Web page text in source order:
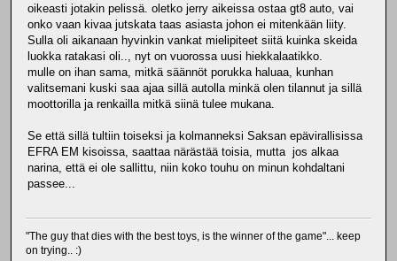
oikeasti jotakin pelissä. oletko jerry aikeissa ostaa gt8 auto, vai
onko vaan kivaa jutskata taas asiasta johon ei mitenkään liity.
Sulla oli aikanaan hyvinkin vankat mielipiteet siitä kuinka skeida
luokka ratakasi oli.., nyt on vuorossa uusi hiekkalaatikko.
mulle on ihan sama, mitkä säännöt porukka haluaa, kunhan
valitsemani kuski saa ajaa sillä autolla minkä olen tilannut ja sillä
moottorilla ja renkailla mitkä siinä tulee mukana.
Se että sillä tultiin toiseksi ja kolmanneksi Saksan epävirallisissa
EFRA EM kisoissa, saattaa närästää toisia, mutta jos alkaa
narina, että ei ole sallittu, niin koko touhu on minun kohdaltani
passee...
"The guy that dies with the best toys, is the winner of the game"... keep
on trying.. :)